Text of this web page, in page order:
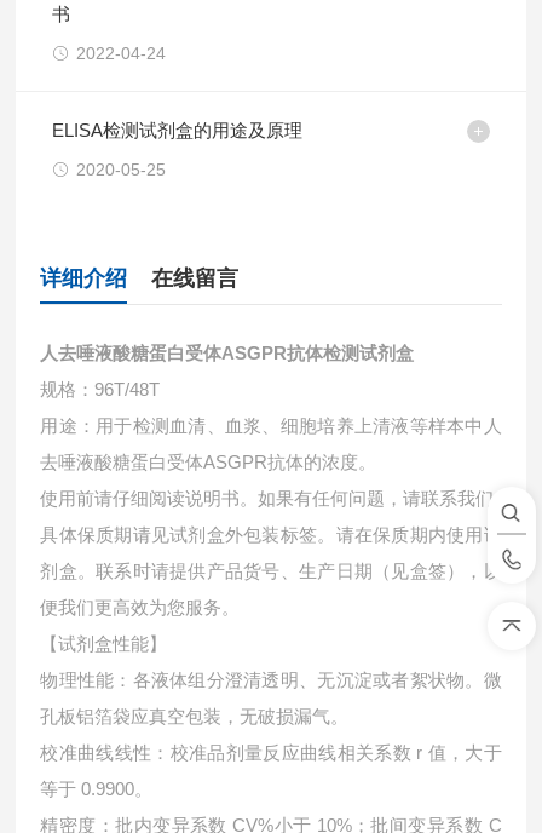
书
2022-04-24
ELISA检测试剂盒的用途及原理
2020-05-25
详细介绍 在线留言
人去唾液酸糖蛋白受体ASGPR抗体检测试剂盒
规格：96T/48T
用途：用于检测血清、血浆、细胞培养上清液等样本中 人
去唾液酸糖蛋白受体ASGPR抗体的浓度。
使用前请仔细阅读说明书。如果有任何问题，请联系我们
具体保质期请见试剂盒外包装标签。请在保质期内使用试
剂盒。联系时请提供产品货号、生产日期（见盒签），以
便我们更高效为您服务。
【试剂盒性能】
物理性能：各液体组分澄清透明、无沉淀或者絮状物。微
孔板铝箔袋应真空包装，无破损漏气。
校准曲线线性：校准品剂量反应曲线相关系数 r 值，大于
等于 0.9900。
精密度：批内变异系数 CV%小于 10%；批间变异系数 C